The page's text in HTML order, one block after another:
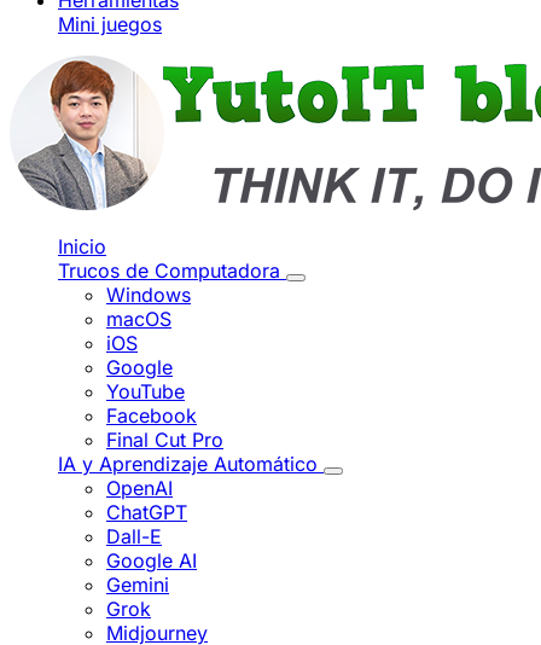
Mini juegos
Inicio
Trucos de Computadora
Windows
macOS
iOS
Google
YouTube
Facebook
Final Cut Pro
IA y Aprendizaje Automático
OpenAI
ChatGPT
Dall-E
Google AI
Gemini
Grok
Midjourney